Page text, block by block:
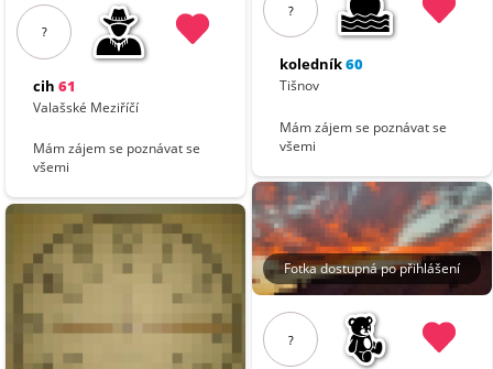
?
cih 61
Valašské Meziříčí
Mám zájem se poznávat se
všemi
?
koledník60
Tišnov
Mám zájem se poznávat se
všemi
Fotka dostupná po přihlášení
?